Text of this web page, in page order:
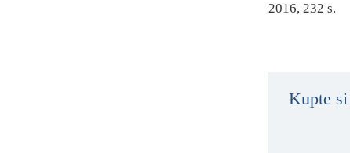
2016, 232 s.
Kupte